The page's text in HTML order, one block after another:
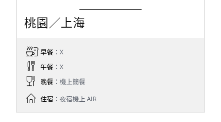
桃園／上海
早餐：X
午餐：X
晚餐：機上簡餐
住宿：夜宿機上 AIR